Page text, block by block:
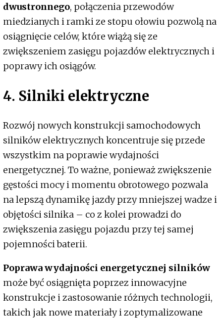
dwustronnego, połączenia przewodów
miedzianych i ramki ze stopu ołowiu pozwolą na
osiągnięcie celów, które wiążą się ze
zwiększeniem zasięgu pojazdów elektrycznych i
poprawy ich osiągów.
4. Silniki elektryczne
Rozwój nowych konstrukcji samochodowych
silników elektrycznych koncentruje się przede
wszystkim na poprawie wydajności
energetycznej. To ważne, ponieważ zwiększenie
gęstości mocy i momentu obrotowego pozwala
na lepszą dynamikę jazdy przy mniejszej wadze i
objętości silnika – co z kolei prowadzi do
zwiększenia zasięgu pojazdu przy tej samej
pojemności baterii.
Poprawa wydajności energetycznej silników
może być osiągnięta poprzez innowacyjne
konstrukcje i zastosowanie różnych technologii,
takich jak nowe materiały i zoptymalizowane